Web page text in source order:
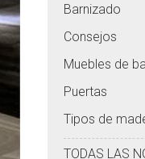
TODAS LAS
Barnizado
Consejos
Muebles de
Puertas
Tipos de